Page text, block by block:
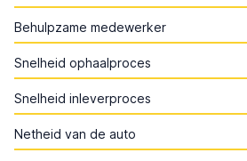
Behulpzame medewerker
Snelheid ophaalproces
Snelheid inleverproces
Netheid van de auto